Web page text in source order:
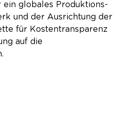
ein globales Produktions-
und der Ausrichtung der
für Kostentransparenz
auf die